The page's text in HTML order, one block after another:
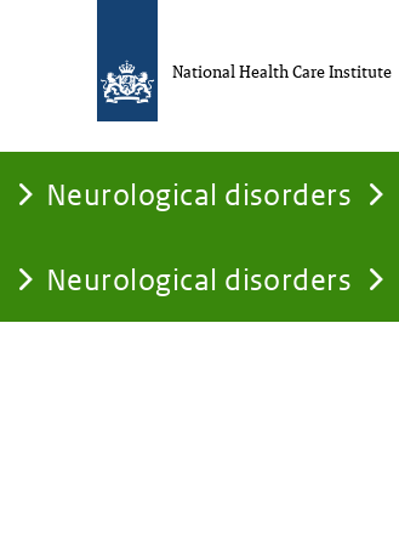
Neurological disorders
Neurological disorders
National Health Care Institute